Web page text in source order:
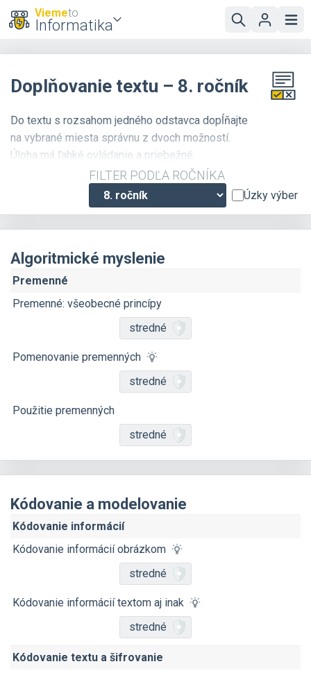
Viemeto
Informatika
Doplňovanie textu – 8. ročník
Do textu s rozsahom jedného odstavca dopĺňajte
na vybrané miesta správnu z dvoch možností.
Úloha má ľahké ovládanie a priebežné
vyhodnocovanie.FILTER PODĽA ROČNÍKA
Úzky výber
Algoritmické myslenie
Premenné
Premenné: všeobecné princípy
stredné
Pomenovanie premenných
stredné
Použitie premenných
stredné
Kódovanie a modelovanie
Kódovanie informácií
Kódovanie informácií obrázkom
stredné
Kódovanie informácií textom aj inak
stredné
Kódovanie textu a šifrovanie